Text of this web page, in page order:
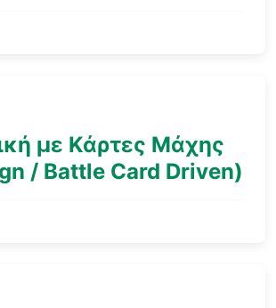
με Κάρτες Μάχης
/ Battle Card Driven)